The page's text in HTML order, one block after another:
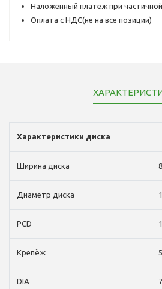
Наложенный платеж при
Оплата с НДС(не на все позиции)
Характеристики диска
Ширина диска 8
Диаметр диска
PCD
Крепёж 5
DIA